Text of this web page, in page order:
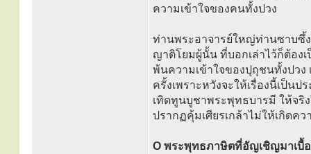
ความเข้าใจของคนทั้งปวง
ท่านพระอาจารย์ใหญ่ท่านซาบซึ้ง
ญาติโยมผู้นั้น ที่บอกเล่าไว้ก็ต้อง
พ้นความเข้าใจของปุถุชนทั้งปวง
ครั้งเพราะหวังจะให้เรื่องนี้เป็น
เทิดทูนบูชาพระพุทธบารมี ให้จริ
ปรากฏคุ้มเศียรเกล้าไม่ให้เกิดค
O พระพุทธภาษิตที่อัญเชิญมาเบื้